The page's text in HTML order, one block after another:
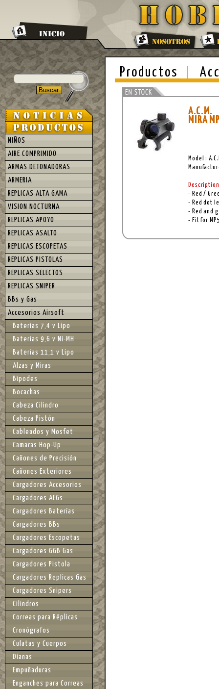
Productos
A.C.M.
MIRA
Model :
- Red /
- Red dot
- Red and
- Fit for
NIÑOS
AIRE COMPRIMIDO
ARMAS DETONADORAS
ARMERIA
REPLICAS ALTA GAMA
VISION NOCTURNA
REPLICAS APOYO
REPLICAS ASALTO
REPLICAS ESCOPETAS
REPLICAS PISTOLAS
REPLICAS SELECTOS
REPLICAS SNIPER
BBs y Gas
Accesorios Airsoft
Baterías 7,4 v Lipo
Baterías 9,6 v Ni-MH
Baterías 11,1 v Lipo
Alzas y Miras
Bípodes
Bocachas
Cabeza Cilindro
Cabeza Pistón
Cableados y Mosfet
Camaras Hop-Up
Cañones de Precisión
Cañones Exteriores
Cargadores Accesorios
Cargadores AEGs
Cargadores Baterías
Cargadores BBs
Cargadores Escopetas
Cargadores GGB Gas
Cargadores Pistola
Cargadores Replicas Gas
Cargadores Snipers
Cilindros
Correas para Réplicas
Cronógrafos
Culatas y Cuerpos
Dianas
Empuñaduras
Enganches para Correas